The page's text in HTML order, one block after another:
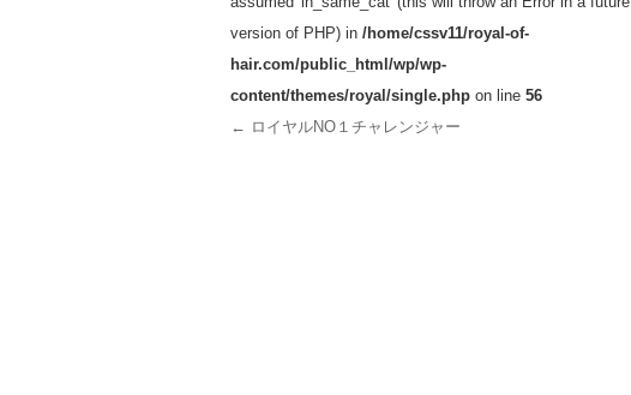
version of PHP) in /home/cssv11/royal-of-
hair.com/public_html/wp/wp-
content/themes/royal/single.php on line 56
← ロイヤルNO１チャレンジャー